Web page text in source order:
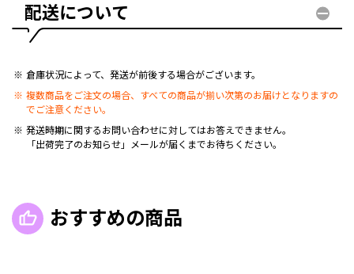
配送について
倉庫状況によって、発送が前後する場合がございます。
複数商品をご注文の場合、すべての商品が揃い次第のお届けとなりますの
でご注意ください。
発送時期に関するお問い合わせに対してはお答えできません。
「出荷完了のお知らせ」メールが届くまでお待ちください。
おすすめの商品